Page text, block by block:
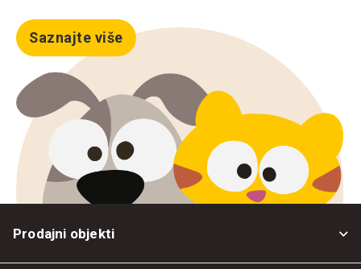
Saznajte više
Prodajni objekti